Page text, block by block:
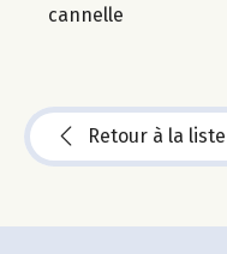
cannelle
Retour à la liste